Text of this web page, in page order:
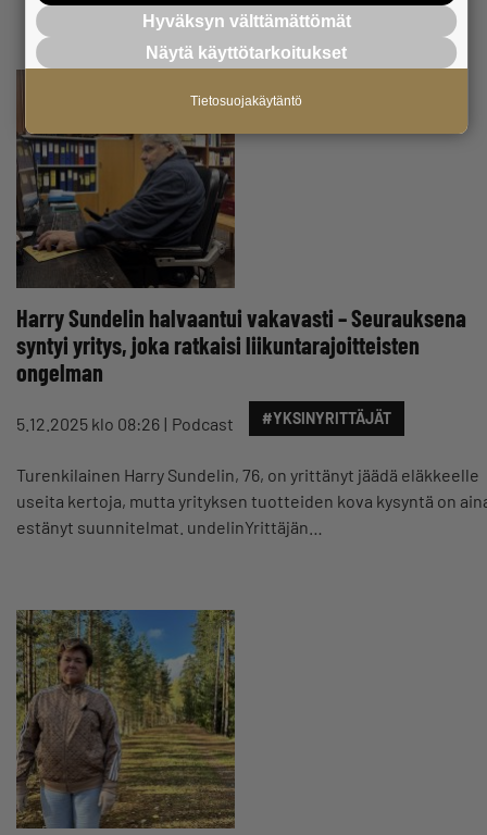
Harry Sundelin halvaantui vakavasti – Seurauksena
syntyi yritys, joka ratkaisi liikuntarajoitteisten
ongelman
5.12.2025 klo 08:26 Podcast #YKSINYRITTÄJÄT
Turenkilainen Harry Sundelin, 76, on yrittänyt jäädä eläkkeelle
useita kertoja, mutta yrityksen tuotteiden kova kysyntä on
estänyt suunnitelmat. undelinYrittäjän…
Hyväksyn välttämättömät
Näytä käyttötarkoitukset
Tietosuojakäytäntö